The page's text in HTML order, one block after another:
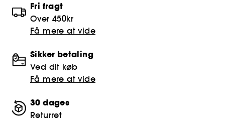
Fri fragt
Over 450kr
Få mere at vide
Sikker betaling
Ved dit køb
Få mere at vide
30 dages
Returret